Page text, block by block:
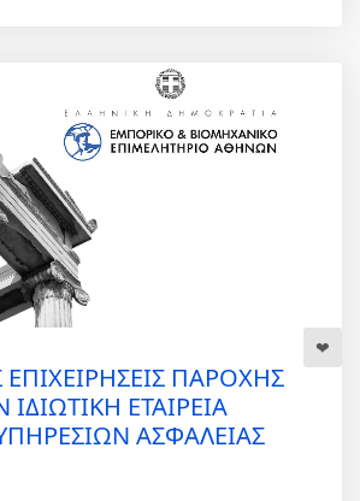
ΕΠΙΧΕΙΡΗΣΕΙΣ ΠΑΡΟΧΗΣ
ΕΤΑΙΡΕΙΑ
ΑΣΦΑΛΕΙΑΣ